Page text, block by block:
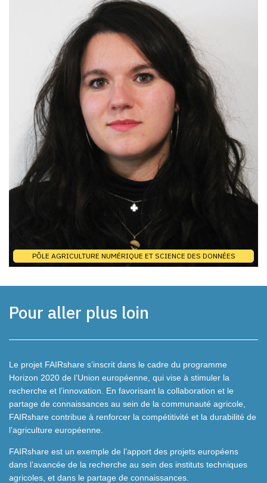
PÔLE AGRICULTURE NUMÉRIQUE ET SCIENCE DES DONNÉES
Pour aller plus loin
Le projet FAIRshare s’inscrit dans le cadre du programme
Horizon 2020 de l’Union européenne, qui vise à stimuler la
recherche et l’innovation. En favorisant la collaboration et le
partage de connaissances au sein de la communauté agricole,
FAIRshare contribue à renforcer la compétitivité et la durabilité de
l’agriculture européenne.
FAIRshare est un exemple de l’apport des projets européens
dans l’avancée de la recherche au sein des instituts techniques
agricoles, et dans le partage de connaissances.